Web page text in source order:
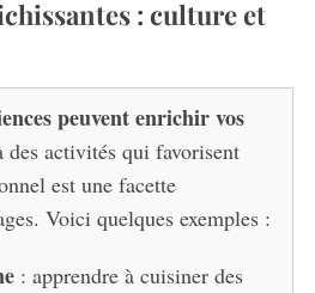
: culture et
peuvent enrichir vos
des activités qui favorisent
est une facette
Voici quelques exemples :
: apprendre à cuisiner des